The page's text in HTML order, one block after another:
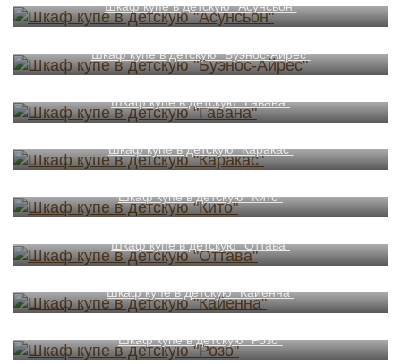
Шкаф купе в детскую "Асунсьон"
Шкаф купе в детскую "Буэнос-Айрес"
Шкаф купе в детскую "Гавана"
Шкаф купе в детскую "Каракас"
Шкаф купе в детскую "Кито"
Шкаф купе в детскую "Оттава"
Шкаф купе в детскую "Кайенна"
Шкаф купе в детскую "Розо"